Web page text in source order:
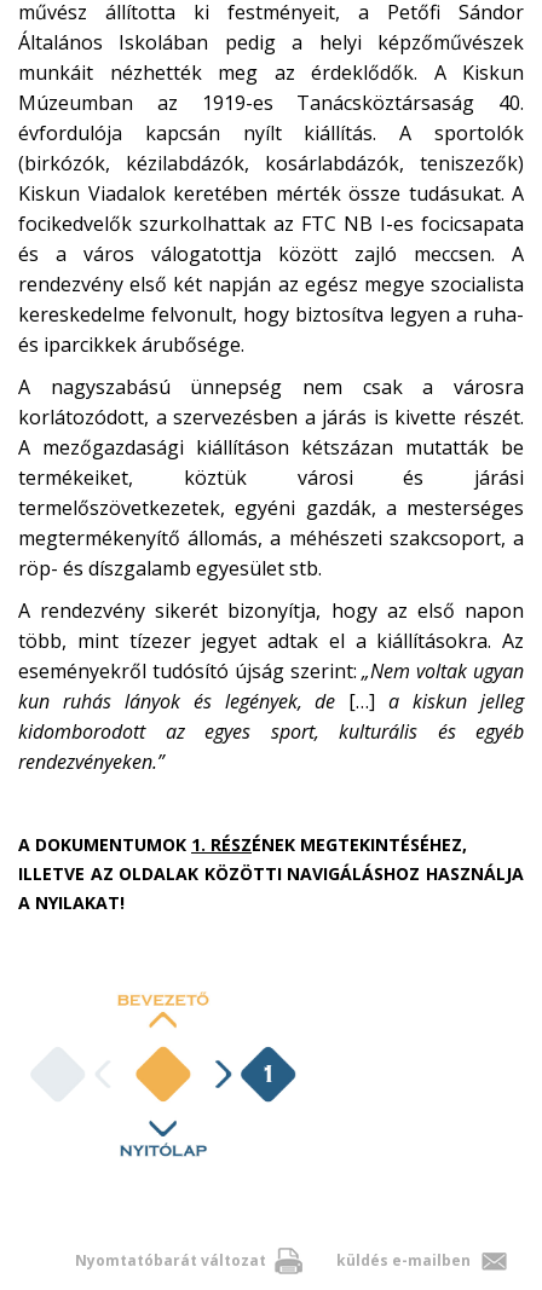
művész állította ki festményeit, a Petőfi Sándor
Általános Iskolában pedig a helyi képzőművészek
munkáit nézhették meg az érdeklődők. A Kiskun
Múzeumban az 1919-es Tanácsköztársaság 40.
évfordulója kapcsán nyílt kiállítás. A sportolók
(birkózók, kézilabdázók, kosárlabdázók, teniszezők)
Kiskun Viadalok keretében mérték össze tudásukat. A
focikedvelők szurkolhattak az FTC NB I-es focicsapata
és a város válogatottja között zajló meccsen. A
rendezvény első két napján az egész megye szocialista
kereskedelme felvonult, hogy biztosítva legyen a ruha-
és iparcikkek árubősége.
A nagyszabású ünnepség nem csak a városra
korlátozódott, a szervezésben a járás is kivette részét.
A mezőgazdasági kiállításon kétszázan mutatták be
termékeiket, köztük városi és járási
termelőszövetkezetek, egyéni gazdák, a mesterséges
megtermékenyítő állomás, a méhészeti szakcsoport, a
röp- és díszgalamb egyesület stb.
A rendezvény sikerét bizonyítja, hogy az első napon
több, mint tízezer jegyet adtak el a kiállításokra. Az
eseményekről tudósító újság szerint:„Nem voltak ugyan
kun ruhás lányok és legények, de […] a kiskun jelleg
kidomborodott az egyes sport, kulturális és egyéb
rendezvényeken.”
A DOKUMENTUMOK 1. RÉSZÉNEK MEGTEKINTÉSÉHEZ,
ILLETVE AZ OLDALAK KÖZÖTTI NAVIGÁLÁSHOZ HASZNÁLJA
A NYILAKAT!
Nyomtatóbarát változat küldés e-mailben